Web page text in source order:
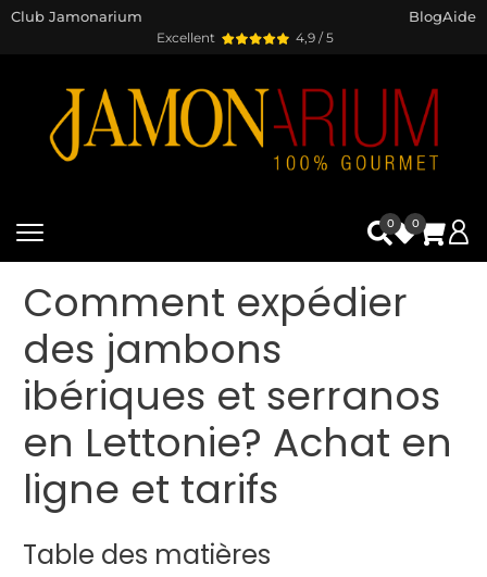
Excellent 4,9 / 5
Club Jamonarium BlogAide
0 0
Comment expédier
des jambons
ibériques et serranos
en Lettonie? Achat en
ligne et tarifs
Table des matières